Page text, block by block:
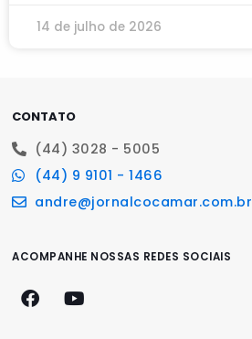
14 de julho de 2026
CONTATO
(44) 3028 - 5005
(44) 9 9101 - 1466
andre@jornalcocamar.com.br
ACOMPANHE NOSSAS REDES SOCIAIS